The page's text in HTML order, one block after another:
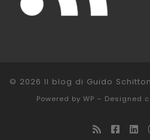
© 2026 Il blog di Guido
Powered by WP – Designed